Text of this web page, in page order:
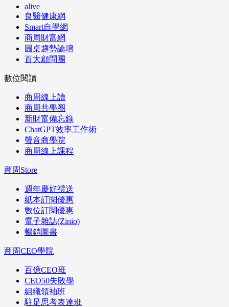
alive
良醫健康網
Smart自學網
商周財富網
圓桌趨勢論壇
百大顧問團
數位閱讀
商周線上讀
商周共學圈
新財富備忘錄
ChatGPT效率工作術
聲音商學院
商周線上課程
商周Store
週年慶好禮送
紙本訂閱優惠
數位訂閱優惠
電子雜誌(Zinio)
暢銷圖書
商周CEO學院
百億CEO班
CEO50失敗學
組織領袖班
駐足思考表達班